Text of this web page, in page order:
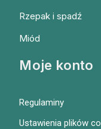
Rzepak i spadź
Miód
Moje konto
Regulaminy
Ustawienia plików